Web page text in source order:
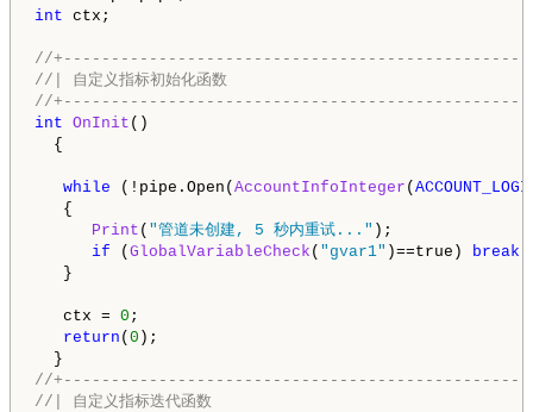
int ctx;
//
//| 自定义指标初始化函数
//
int OnInit ()
{
while (!pipe.Open( AccountInfoInteger (
{
Print ( "管道未创建, 5 秒内重试..." );
if ( GlobalVariableCheck ( "gvar1" )==true) break
}
ctx = 0 ;
return ( 0 );
//
//| 自定义指标迭代函数